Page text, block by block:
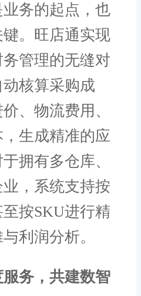
务的起点，也
。旺店通实现
管理的无缝对
核算采购成
、物流费用、
生成精准的应
拥有多仓库、
，系统支持按
按SKU进行精
利润分析。
务，共建数智